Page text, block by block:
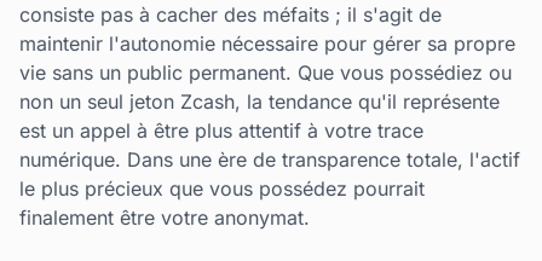
consiste pas à cacher des méfaits ; il s'agit de
maintenir l'autonomie nécessaire pour gérer sa propre
vie sans un public permanent. Que vous possédiez ou
non un seul jeton Zcash, la tendance qu'il représente
est un appel à être plus attentif à votre trace
numérique. Dans une ère de transparence totale, l'actif
le plus précieux que vous possédez pourrait
finalement être votre anonymat.